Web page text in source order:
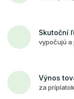
Skutoční
vypočujú a
Výnos
za príplatok